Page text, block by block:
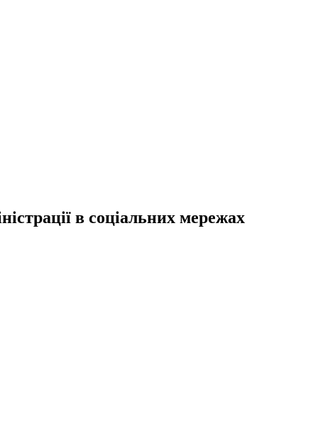
в соціальних мережах